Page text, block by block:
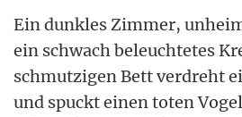
Ein dunkles Zimmer,
ein schwach beleuchtetes
schmutzigen Bett verdreht
und spuckt einen toten